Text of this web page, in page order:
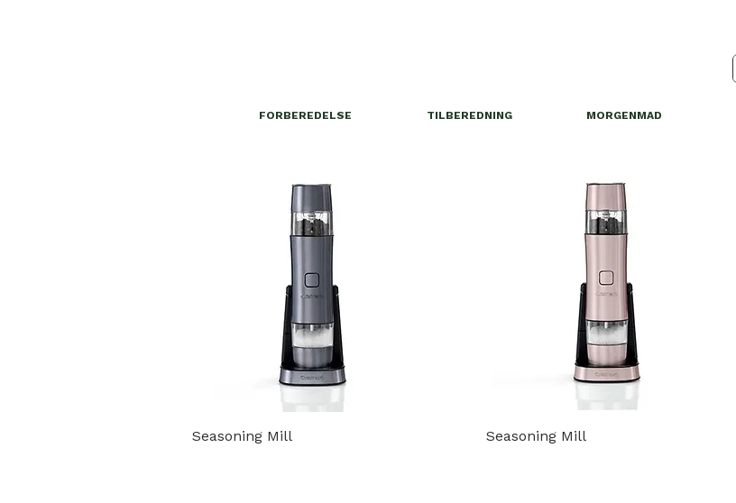
FORBEREDELSE TILBEREDNING MORGENMAD
Seasoning Mill Seasoning Mill